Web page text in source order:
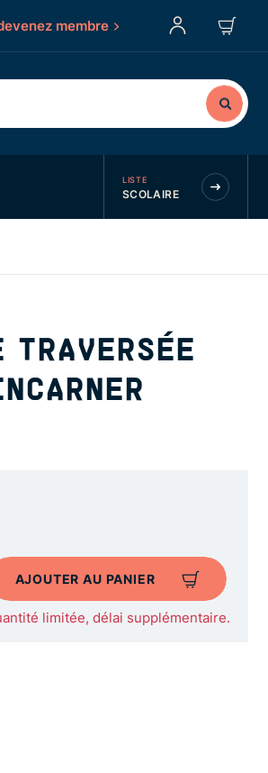
membre
LISTE
SCOLAIRE
AJOUTER AU PANIER
limitée, délai supplémentaire.